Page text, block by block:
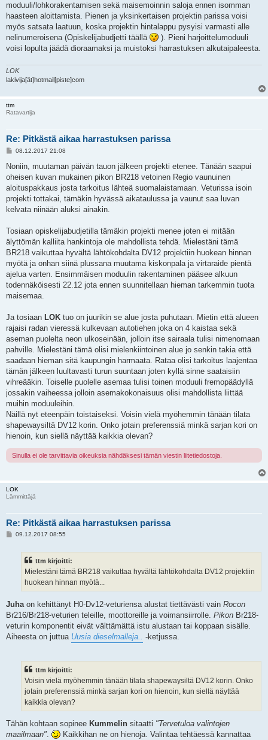
moduuli/lohkorakentamisen sekä maisemoinnin saloja ennen isomman
haasteen aloittamista. Pienen ja yksinkertaisen projektin parissa voisi
myös satsata laatuun, koska projektin hintalappu pysyisi varmasti alle
nelinumeroisena (Opiskelijabudjetti täällä
). Pieni harjoittelumoduuli
voisi lopulta jäädä dioraamaksi ja muistoksi harrastuksen alkutaipaleesta.
LOK
lakivija[ät]hotmail[piste]com
ttm
Ratavartija
Re: Pitkästä aikaa harrastuksen parissa
V
e
t
i
08.12.2017 21:08
Noniin, muutaman päivän tauon jälkeen projekti etenee. Tänään saapui
oheisen kuvan mukainen pikon BR218 vetoinen Regio vaunuinen
aloituspakkaus josta tarkoitus lähteä suomalaistamaan. Veturissa isoin
projekti tottakai, tämäkin hyvässä aikataulussa ja vaunut saa luvan
kelvata niinään aluksi ainakin.
Tosiaan opiskelijabudjetilla tämäkin projekti menee joten ei mitään
älyttömän kalliita hankintoja ole mahdollista tehdä. Mielestäni tämä
BR218 vaikuttaa hyvältä lähtökohdalta DV12 projektiin huokean hinnan
myötä ja onhan siinä plussana muutama kiskonpala ja virtaraide pientä
ajelua varten. Ensimmäisen moduulin rakentaminen pääsee alkuun
todennäköisesti 22.12 jota ennen suunnitellaan hieman tarkemmin tuota
maisemaa.
Ja tosiaan LOK tuo on juurikin se alue josta puhutaan. Mietin että alueen
rajaisi radan vieressä kulkevaan autotiehen joka on 4 kaistaa sekä
aseman puolelta neon ulkoseinään, jolloin itse sairaala tulisi nimenomaan
pahville. Mielestäni tämä olisi mielenkiintoinen alue jo senkin takia että
saadaan hieman sitä kaupungin harmaata. Rataa olisi tarkoitus laajentaa
tämän jälkeen luultavasti turun suuntaan joten kyllä sinne saataisiin
vihreääkin. Toiselle puolelle asemaa tulisi toinen moduuli fremopäädyllä
jossakin vaiheessa jolloin asemakokonaisuus olisi mahdollista liittää
muihin moduuleihin.
Näillä nyt eteenpäin toistaiseksi. Voisin vielä myöhemmin tänään tilata
shapewaysiltä DV12 korin. Onko jotain preferenssiä minkä sarjan kori on
hienoin, kun siellä näyttää kaikkia olevan?
Sinulla ei ole tarvittavia oikeuksia nähdäksesi tämän viestin liitetiedostoja.
LOK
Lämmittäjä
Re: Pitkästä aikaa harrastuksen parissa
V09.12.2017 08:55
ttm kirjoitti:
Mielestäni tämä BR218 vaikuttaa hyvältä lähtökohdalta DV12 projektiin
huokean hinnan myötä...
Juha on kehittänyt H0-Dv12-veturiensa alustat tiettävästi vain Rocon
Br216/Br218-veturien teleille, moottoreille ja voimansiirrolle. Pikon Br218-
veturin komponentit eivät välttämättä istu alustaan tai koppaan sisälle.
Aiheesta on juttua Uusia dieselmalleja.. -ketjussa.
ttm kirjoitti:
Voisin vielä myöhemmin tänään tilata shapewaysiltä DV12 korin. Onko
jotain preferenssiä minkä sarjan kori on hienoin, kun siellä näyttää
kaikkia olevan?
Tähän kohtaan sopinee Kummelin sitaatti "Tervetuloa valintojen
maailmaan".
Kaikkihan ne on hienoja. Valintaa tehtäessä kannattaa